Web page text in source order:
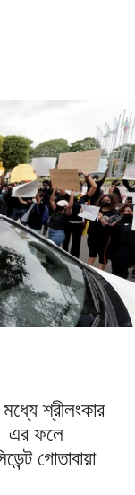
শ্রীলংকার
এর ফলে
গোতাবায়া